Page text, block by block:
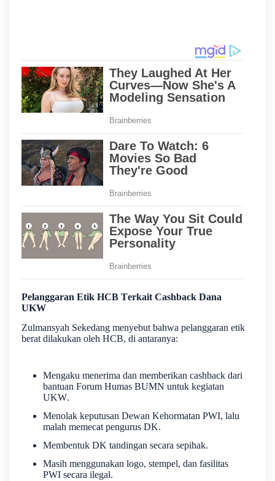
Pelanggaran Etik HCB Terkait Cashback Dana
UKW
Zulmansyah Sekedang menyebut bahwa pelanggaran etik
berat dilakukan oleh HCB, di antaranya:
Mengaku menerima dan memberikan cashback dari
bantuan Forum Humas BUMN untuk kegiatan
UKW.
Menolak keputusan Dewan Kehormatan PWI, lalu
malah memecat pengurus DK.
Membentuk DK tandingan secara sepihak.
Masih menggunakan logo, stempel, dan fasilitas
PWI secara ilegal.